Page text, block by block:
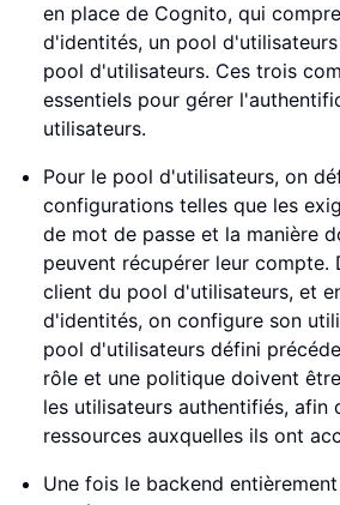
en place de Cognito, qui
d'identités, un pool
pool d'utilisateurs. Ces trois
essentiels pour gérer
utilisateurs.
Pour le pool d'utilisateurs, on
configurations telles que les
de mot de passe et la manière
peuvent récupérer leur compte.
client du pool d'utilisateurs, et
d'identités, on configure son
pool d'utilisateurs défini
rôle et une politique doivent
les utilisateurs authentifiés, afin
ressources auxquelles ils ont
Une fois le backend